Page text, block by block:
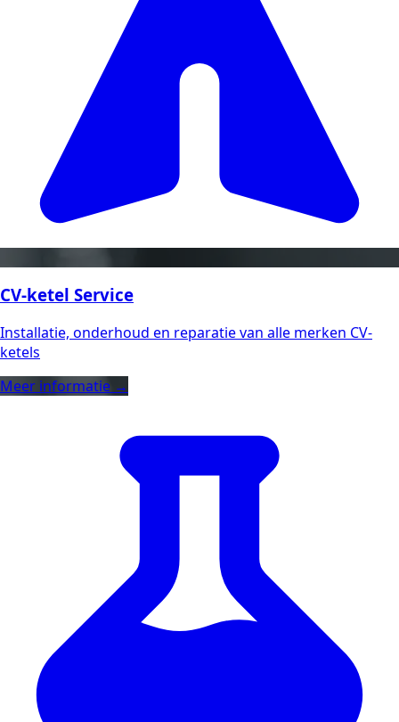
CV-ketel Service
Installatie, onderhoud en reparatie van alle merken CV-
ketels
Meer informatie →